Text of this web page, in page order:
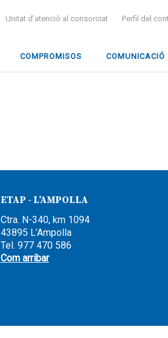
Unitat d’atenció al consorciat Perfil del
COMPROMISOS COMUNICACIÓ
ETAP - L’AMPOLLA
Ctra. N-340, km 1094
43895 L’Ampolla
Tel. 977 470 586
Com arribar